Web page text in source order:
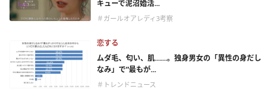
キューで泥沼婚活...
＃ガールオアレディ3考察
恋する
ムダ毛、匂い、肌……。独身男女の「異性の身だし
なみ」で“最もが...
＃トレンドニュース